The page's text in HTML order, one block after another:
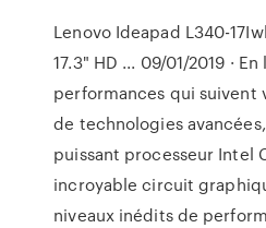
Lenovo Ideapad L340-
17.3" HD ... 09/01/2019 ·
performances qui suivent
de technologies
puissant processeur Intel
incroyable circuit
niveaux inédits de